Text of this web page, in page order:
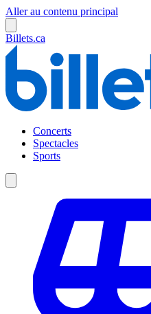
Aller au contenu principal
Billets.ca
Concerts
Spectacles
Sports